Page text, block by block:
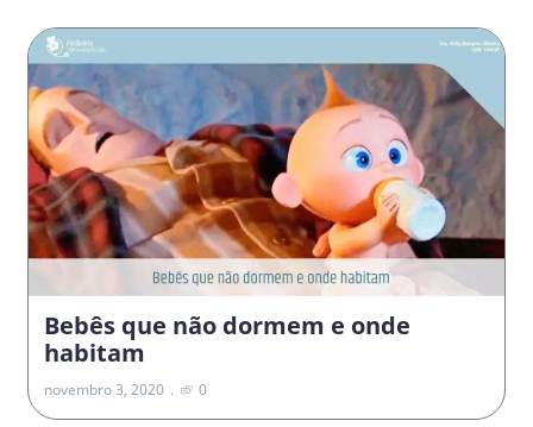
Bebês que não dormem e onde
habitam
novembro 3, 2020 0